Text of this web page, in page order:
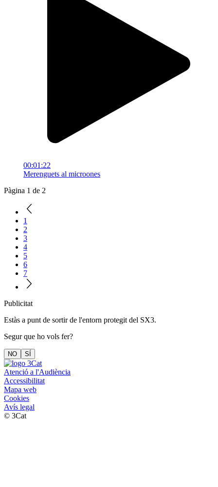
00:01:22
Merenguets al microones
Pàgina 1 de 2
1
2
3
4
5
6
7
Publicitat
Estàs a punt de sortir de l'entorn protegit del SX3.
Segur que ho vols fer?
NO SÍ
Atenció a l'Audiència
Accessibilitat
Mapa web
Cookies
Avís legal
© 3Cat